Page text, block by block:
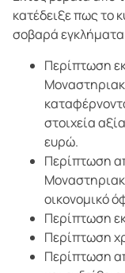
κατέδειξε πως το
σοβαρά
Περίπτωση
στοιχεία
ευρώ.
Περίπτωση
οικονομικό
Περίπτωση
Περίπτωση
Περίπτωση